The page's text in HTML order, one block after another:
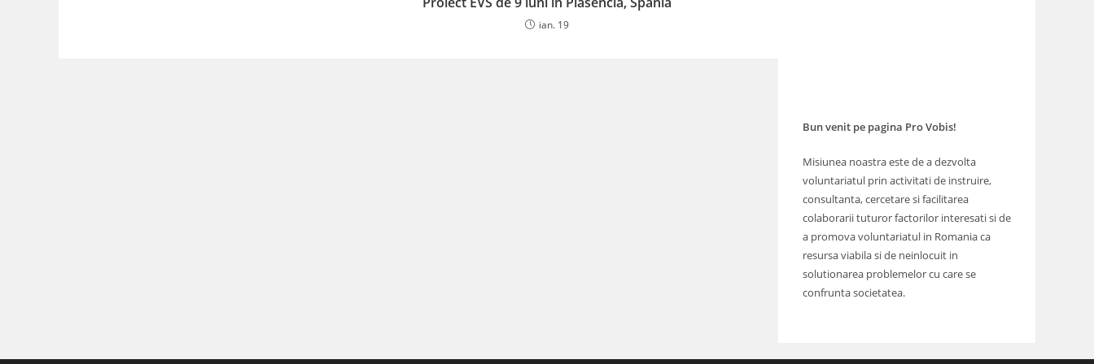
ian. 19
Bun venit pe pagina Pro Vobis!
Misiunea noastra este de a dezvolta
voluntariatul prin activitati de instruire,
consultanta, cercetare si facilitarea
colaborarii tuturor factorilor interesati si de
a promova voluntariatul in Romania ca
resursa viabila si de neinlocuit in
solutionarea problemelor cu care se
confrunta societatea.